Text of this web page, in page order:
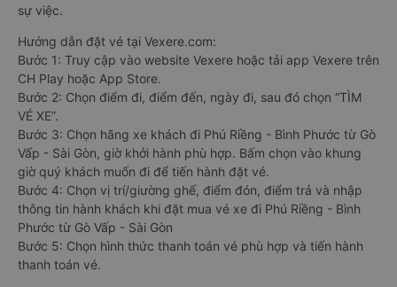
sự việc.
Hướng dẫn đặt vé tại Vexere.com:
Bước 1: Truy cập vào website Vexere hoặc tải app Vexere trên
CH Play hoặc App Store.
Bước 2: Chọn điểm đi, điểm đến, ngày đi, sau đó chọn “TÌM
VÉ XE”.
Bước 3: Chọn hãng xe khách đi Phú Riềng - Bình Phước từ Gò
Vấp - Sài Gòn, giờ khởi hành phù hợp. Bấm chọn vào khung
giờ quý khách muốn đi để tiến hành đặt vé.
Bước 4: Chọn vị trí/giường ghế, điểm đón, điểm trả và nhập
thông tin hành khách khi đặt mua vé xe đi Phú Riềng - Bình
Phước từ Gò Vấp - Sài Gòn
Bước 5: Chọn hình thức thanh toán vé phù hợp và tiến hành
thanh toán vé.